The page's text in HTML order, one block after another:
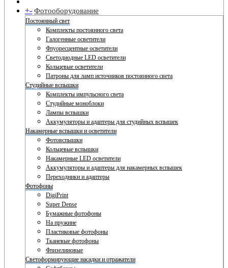
+- Фотооборудование
Постоянный свет
Комплекты постоянного света
Галогенные осветители
Флуоресцентные осветители
Светодиодные LED осветители
Кольцевые осветители
Патроны для ламп источников постоянного света
Студийные вспышки
Комплекты импульсного света
Студийные моноблоки
Лампы вспышки
Аккумуляторы и адаптеры для студийных вспышек
Накамерные вспышки и осветители
Фотовспышки
Кольцевые вспышки
Накамерные LED осветители
Аккумуляторы и адаптеры для накамерных вспышек
Переходники и адаптеры
Фотофоны
DigiPrint
Super Dense
Бумажные фотофоны
На пружине
Пластиковые фотофоны
Тканевые фотофоны
Флизелиновые
Светоформирующие насадки и отражатели